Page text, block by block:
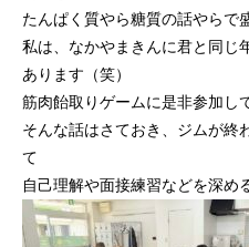
たんぱく質やら糖質の話やらで
私は、なかやまきんに君と同じ
あります（笑）
筋肉飴取りゲームに是非参加し
そんな話はさておき、ジムが終
て
自己理解や面接練習などを深め